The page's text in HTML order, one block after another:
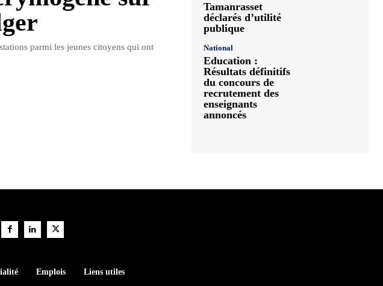
parmi les jeunes citoyens qui ont
Tamanrasset
déclarés d’utilité
publique
National
Education :
Résultats définitifs
du concours de
recrutement des
enseignants
annoncés
Emplois Liens utiles